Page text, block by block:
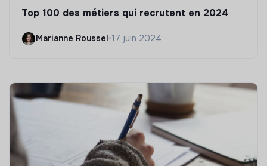
Top 100 des métiers qui recrutent en 2024
Marianne Roussel•17 juin 2024